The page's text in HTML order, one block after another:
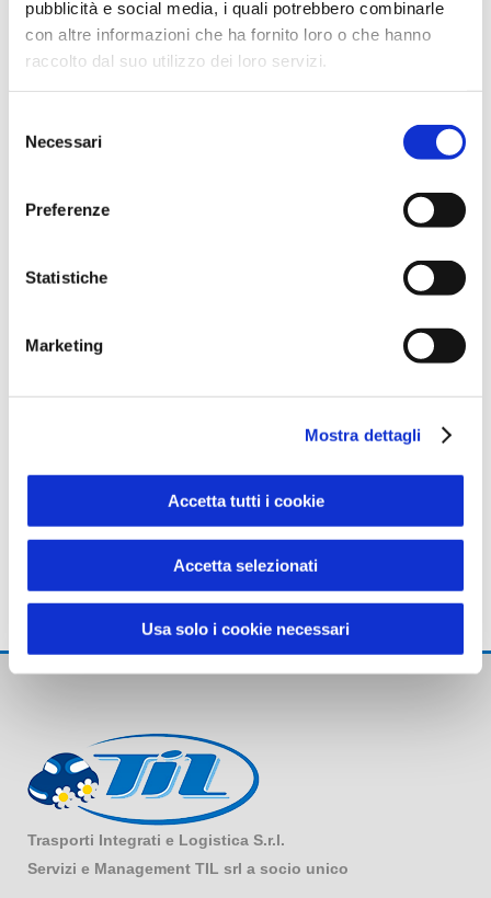
pubblicità e social media, i quali potrebbero combinarle
con altre informazioni che ha fornito loro o che hanno
raccolto dal suo utilizzo dei loro servizi.
delNecessari
Preferenze
Statistiche
Marketing
Mostra dettagli
Accetta tutti i cookie
Accetta selezionati
Usa solo i cookie necessari
Terza zona: Giandeto – Canicchia
Canicchia – Casina
bordo del mezzo, direttamente dall’autista.
Non sono validi altri tipi di biglietti o
abbonamenti attualmente in vigore.
Trasporti Integrati e Logistica S.r.l.
Servizi e Management TIL srl a socio unico